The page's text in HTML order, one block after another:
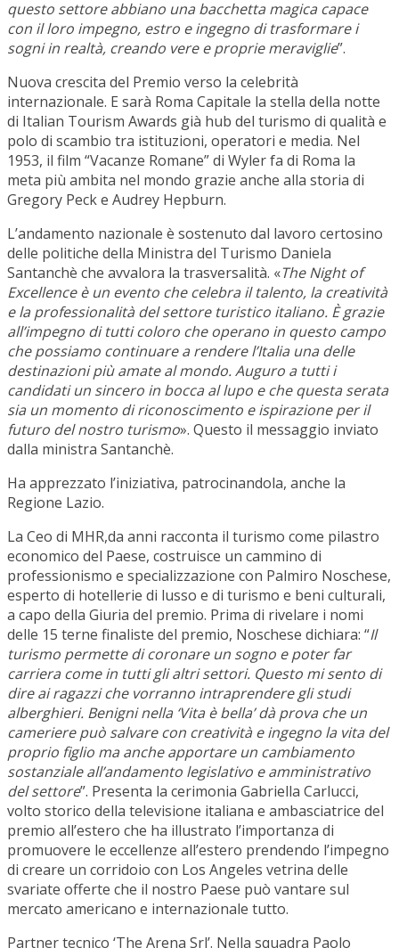
questo settore abbiano una bacchetta magica capace
con il loro impegno, estro e ingegno di trasformare i
sogni in realtà, creando vere e proprie meraviglie”.
Nuova crescita del Premio verso la celebrità
internazionale. E sarà Roma Capitale la stella della notte
di Italian Tourism Awards già hub del turismo di qualità e
polo di scambio tra istituzioni, operatori e media. Nel
1953, il film “Vacanze Romane” di Wyler fa di Roma la
meta più ambita nel mondo grazie anche alla storia di
Gregory Peck e Audrey Hepburn.
L’andamento nazionale è sostenuto dal lavoro certosino
delle politiche della Ministra del Turismo Daniela
Santanchè che avvalora la trasversalità. «The Night of
Excellence è un evento che celebra il talento, la creatività
e la professionalità del settore turistico italiano. È grazie
all’impegno di tutti coloro che operano in questo campo
che possiamo continuare a rendere l’Italia una delle
destinazioni più amate al mondo. Auguro a tutti i
candidati un sincero in bocca al lupo e che questa serata
sia un momento di riconoscimento e ispirazione per il
futuro del nostro turismo». Questo il messaggio inviato
dalla ministra Santanchè.
Ha apprezzato l’iniziativa, patrocinandola, anche la
Regione Lazio.
La Ceo di MHR,da anni racconta il turismo come pilastro
economico del Paese, costruisce un cammino di
professionismo e specializzazione con Palmiro Noschese,
esperto di hotellerie di lusso e di turismo e beni culturali,
a capo della Giuria del premio. Prima di rivelare i nomi
delle 15 terne finaliste del premio, Noschese dichiara: “Il
turismo permette di coronare un sogno e poter far
carriera come in tutti gli altri settori. Questo mi sento di
dire ai ragazzi che vorranno intraprendere gli studi
alberghieri. Benigni nella ‘Vita è bella’ dà prova che un
cameriere può salvare con creatività e ingegno la vita del
proprio figlio ma anche apportare un cambiamento
sostanziale all’andamento legislativo e amministrativo
del settore”. Presenta la cerimonia Gabriella Carlucci,
volto storico della televisione italiana e ambasciatrice del
premio all’estero che ha illustrato l’importanza di
promuovere le eccellenze all’estero prendendo l’impegno
di creare un corridoio con Los Angeles vetrina delle
svariate offerte che il nostro Paese può vantare sul
mercato americano e internazionale tutto.
Partner tecnico ‘The Arena Srl’. Nella squadra Paolo